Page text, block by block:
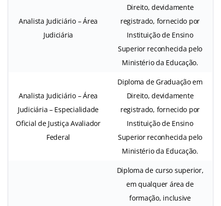
Analista Judiciário – Área
Judiciária
Direito, devidamente
registrado, fornecido por
Instituição de Ensino
Superior reconhecida pelo
Ministério da Educação.
Analista Judiciário – Área
Judiciária – Especialidade
Oficial de Justiça Avaliador
Federal
Diploma de Graduação em
Direito, devidamente
registrado, fornecido por
Instituição de Ensino
Superior reconhecida pelo
Ministério da Educação.
Diploma de curso superior,
em qualquer área de
formação, inclusive